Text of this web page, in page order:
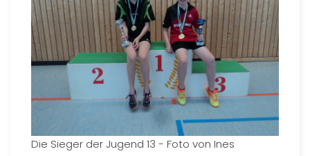
Die Sieger der Jugend 13 - Foto von Ines